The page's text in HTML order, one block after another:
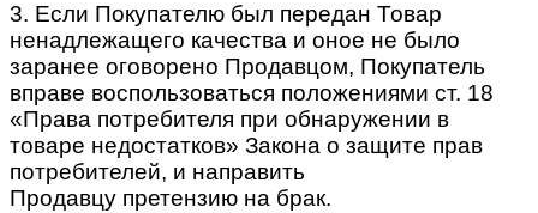
3. Если Покупателю был передан Товар
ненадлежащего качества и оное не было
заранее оговорено Продавцом, Покупатель
вправе воспользоваться положениями ст. 18
«Права потребителя при обнаружении в
товаре недостатков» Закона о защите прав
потребителей, и направить
Продавцу претензию на брак.